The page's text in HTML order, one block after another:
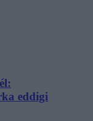
eddigi